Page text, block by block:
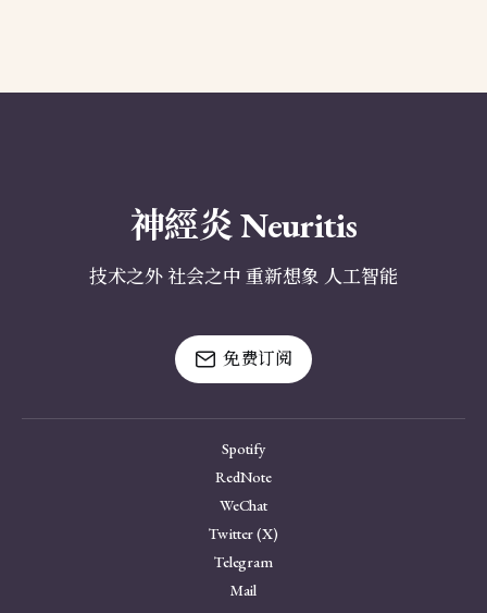
神經炎 Neuritis
技术之外 社会之中 重新想象 人工智能
免费订阅
Spotify
RedNote
WeChat
Twitter (X)
Telegram
Mail